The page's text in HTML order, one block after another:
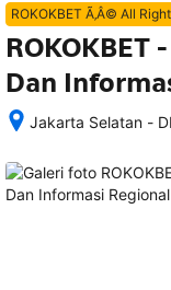
ROKOKBET Ã‚Â© All
Dan
Jakarta Selatan -
memesan,
semua